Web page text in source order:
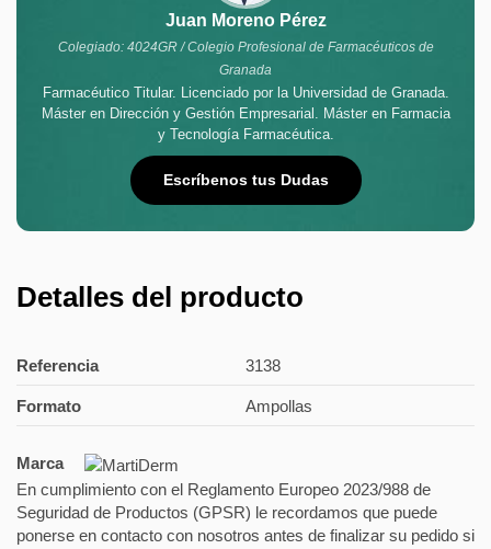
Juan Moreno Pérez
Colegiado: 4024GR / Colegio Profesional de Farmacéuticos de
Granada
Farmacéutico Titular. Licenciado por la Universidad de Granada.
Máster en Dirección y Gestión Empresarial. Máster en Farmacia
y Tecnología Farmacéutica.
Escríbenos tus Dudas
Detalles del producto
Referencia 3138
Formato Ampollas
Marca
En cumplimiento con el Reglamento Europeo 2023/988 de
Seguridad de Productos (GPSR) le recordamos que puede
ponerse en contacto con nosotros antes de finalizar su pedido si